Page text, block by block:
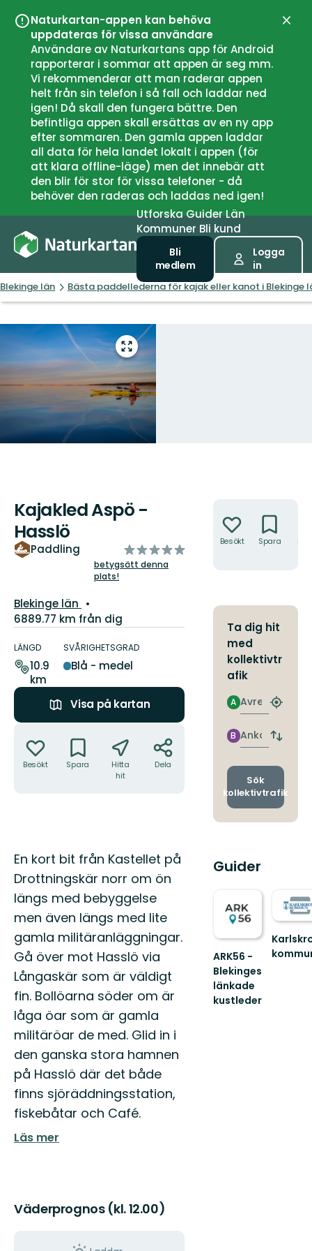
Naturkartan-appen kan behöva
uppdateras för vissa användare
Användare av Naturkartans app för Android
rapporterar i sommar att appen är seg mm.
Vi rekommenderar att man raderar appen
helt från sin telefon i så fall och laddar ned
igen! Då skall den fungera bättre. Den
befintliga appen skall ersättas av en ny app
efter sommaren. Den gamla appen laddar
all data för hela landet lokalt i appen (för
att klara offline-läge) men det innebär att
den blir för stor för vissa telefoner - då
behöver den raderas och laddas ned igen!
UtforskaGuiderLän
Kommuner Bli kund
Bli
medlem
Logga
in
Blekinge län Bästa paddellederna för kajak eller kanot i Blekinge
Gå
till
helskärmsläge
Kajakled Aspö -
Hasslö
Paddling
av
5
betygsätt denna
plats!
Län:
Blekinge län
6889.77 km från dig
om
leden
LÄNGD
10.9
km
SVÅRIGHETSGRAD
Blå - medel
Visa på kartan
Besökt Spara
Hitta
hit
Dela
Beskrivning
En kort bit från Kastellet på
Drottningskär norr om ön
längs med bebyggelse
men även längs med lite
gamla militäranläggningar.
Gå över mot Hasslö via
Långaskär som är väldigt
fin. Bollöarna söder om är
låga öar som är gamla
militäröar de med. Glid in i
den ganska stora hamnen
på Hasslö där det både
finns sjöräddningsstation,
fiskebåtar och Café.
Läs mer
Väderprognos (kl. 12.00)
Besökt Spara
Ta dig hit
med
kollektivtr
afik
Avresa
A
Hitta
Ankomst
B
Byt
och
Sök
kollektivtrafik
Guider
ARK56 -
Blekinges
länkade
kustleder